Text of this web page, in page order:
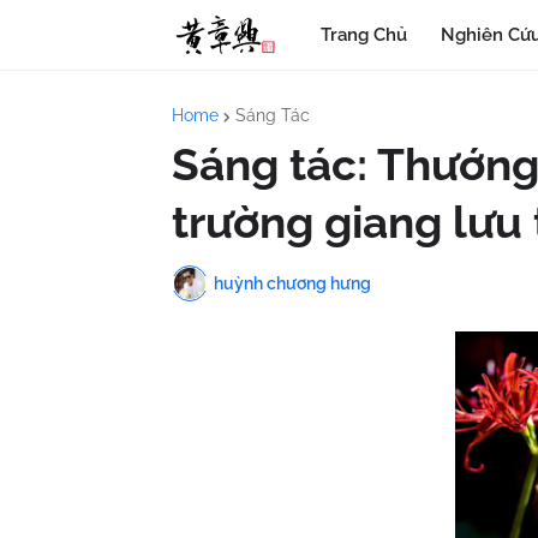
Trang Chủ Nghiên
Home Sáng Tác
Sáng tác:
trường giang lưu
huỳnh chương hưng